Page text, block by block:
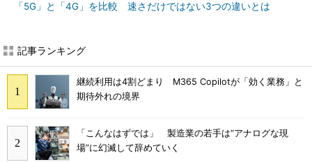
「5G」と「4G」を比較 速さだけではない3つの違いとは
記事ランキング
継続利用は4割どまり M365 Copilotが「効く業務」と
期待外れの境界
「こんなはずでは」 製造業の若手は“アナログな現
場”に幻滅して辞めていく